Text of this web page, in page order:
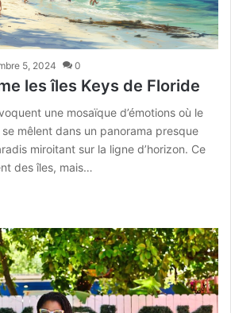
5, 2024 0
les îles Keys de Floride
une mosaïque d’émotions où le
mêlent dans un panorama presque
miroitant sur la ligne d’horizon. Ce
des îles, mais…